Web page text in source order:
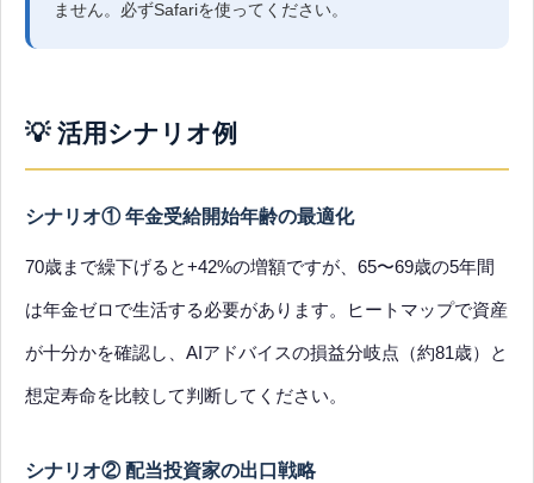
ません。必ずSafariを使ってください。
💡 活用シナリオ例
シナリオ① 年金受給開始年齢の最適化
70歳まで繰下げると+42%の増額ですが、65〜69歳の5年間
は年金ゼロで生活する必要があります。ヒートマップで資産
が十分かを確認し、AIアドバイスの損益分岐点（約81歳）と
想定寿命を比較して判断してください。
シナリオ② 配当投資家の出口戦略